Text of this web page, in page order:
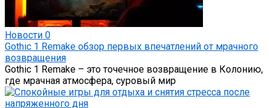
Новости 0
Gothic 1 Remake обзор первых впечатлений от мрачного
возвращения
Gothic 1 Remake – это точечное возвращение в Колонию,
где мрачная атмосфера, суровый мир